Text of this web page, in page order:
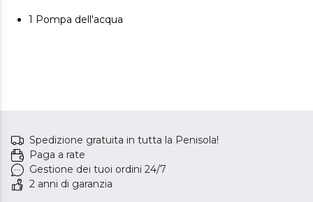
1 Pompa dell'acqua
Spedizione gratuita in tutta la Penisola!
Paga a rate
Gestione dei tuoi ordini 24/7
2 anni di garanzia